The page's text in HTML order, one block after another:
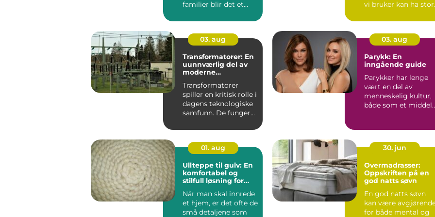
familier blir det et
vi bruker kan ha stor
03. aug
Transformatorer: En
uunnværlig del av
moderne
Transformatorer
spiller en kritisk rolle i
dagens teknologiske
samfunn. De fungerer
03. aug
Parykk: En
inngående guide
Parykker har lenge
vært en del av
menneskelig kultur,
både som et middel
01. aug
Ullteppe til gulv: En
komfortabel og
stilfull løsning for
Når man skal innrede
et hjem, er det ofte de
små detaljene som
30. jun
Overmadrasser:
Oppskriften på en
god natts søvn
En god natts søvn
kan være
for både mental og